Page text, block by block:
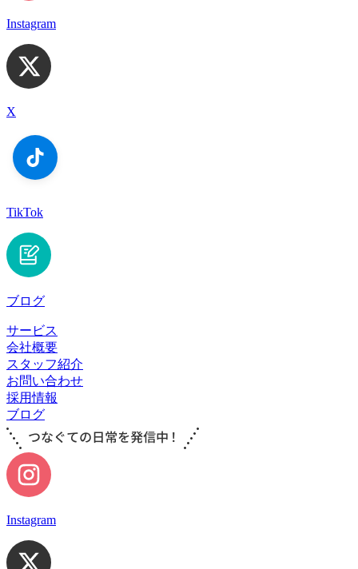
Instagram
X
TikTok
ブログ
サービス
会社概要
スタッフ紹介
お問い合わせ
採用情報
ブログ
Instagram